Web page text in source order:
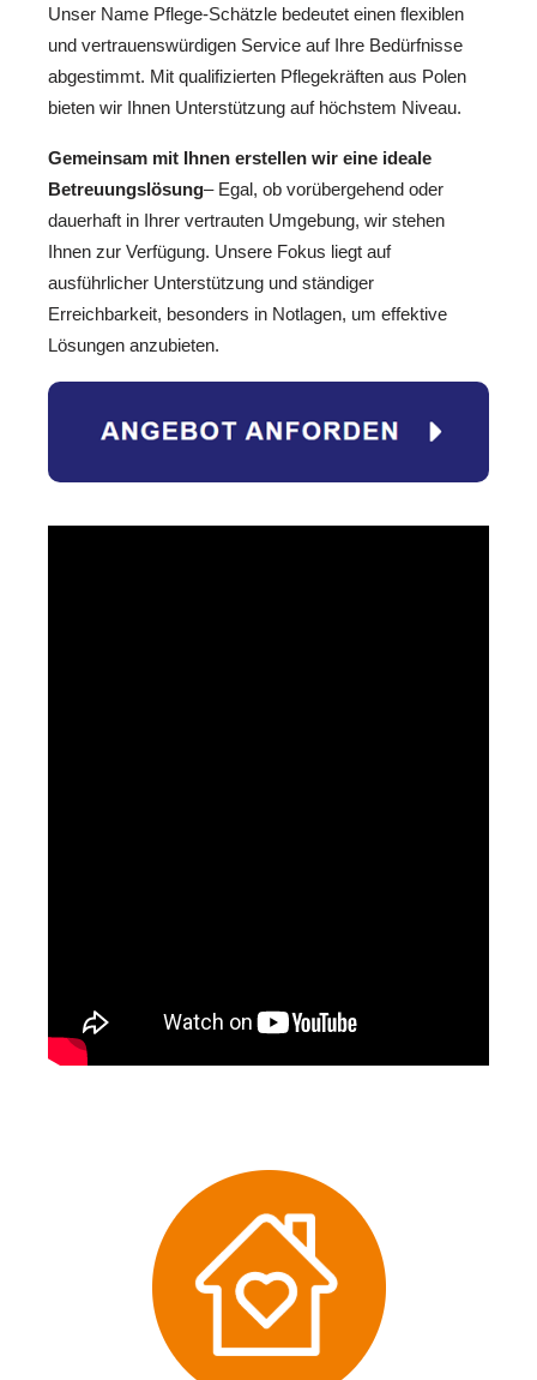
Unser Name Pflege-Schätzle bedeutet einen flexiblen
und vertrauenswürdigen Service auf Ihre Bedürfnisse
abgestimmt. Mit qualifizierten Pflegekräften aus Polen
bieten wir Ihnen Unterstützung auf höchstem Niveau.
Gemeinsam mit Ihnen erstellen wir eine ideale
Betreuungslösung– Egal, ob vorübergehend oder
dauerhaft in Ihrer vertrauten Umgebung, wir stehen
Ihnen zur Verfügung. Unsere Fokus liegt auf
ausführlicher Unterstützung und ständiger
Erreichbarkeit, besonders in Notlagen, um effektive
Lösungen anzubieten.